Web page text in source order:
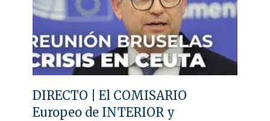
DIRECTO | El COMISARIO
Europeo de INTERIOR y